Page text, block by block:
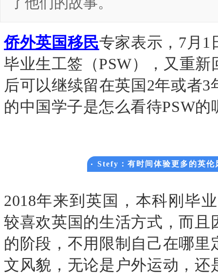
侨外英国移民专家表示，7 月 1
毕业生工签（PSW），又重新
后可以继续留在英国2年或者3
的中国学子是怎么看待PSW的
Stefy ：有时间体验更多的英伦
2018年来到英国，本科刚毕
较喜欢英国的生活方式，而
的阶段，不用限制自己在哪
文风貌，无论是户外运动，